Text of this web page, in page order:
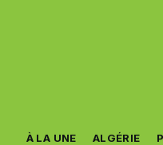
À LA UNE ALGÉRIE